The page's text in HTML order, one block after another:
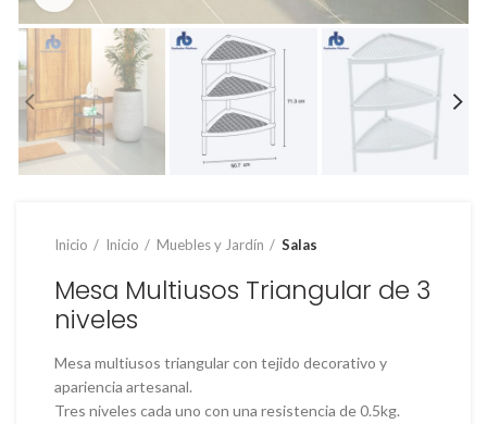
Inicio Inicio Muebles y Jardín Salas
Mesa Multiusos Triangular de 3
niveles
Mesa multiusos triangular con tejido decorativo y
apariencia artesanal.
Tres niveles cada uno con una resistencia de 0.5kg.